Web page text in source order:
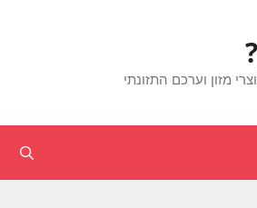
מזון וערכם התזונתי
חיפוש